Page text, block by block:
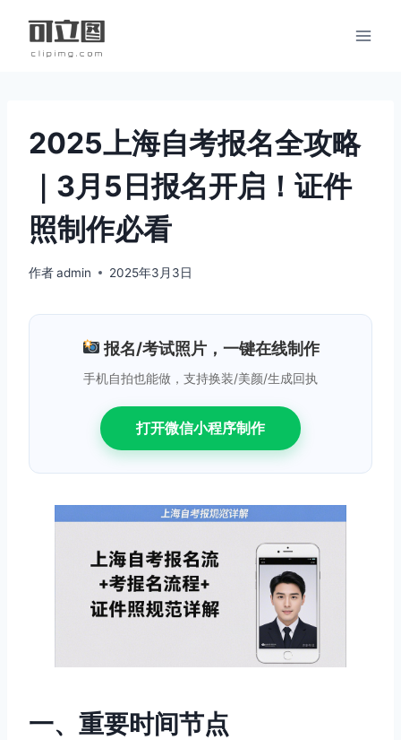
2025上海自考报名全攻略
｜3月5日报名开启！证件
照制作必看
作者admin 2025年3月3日
报名/考试照片，一键在线制作
手机自拍也能做，支持换装/美颜/生成回执
打开微信小程序制作
一、重要时间节点